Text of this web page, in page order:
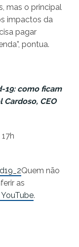
mas o principal
impactos da
pagar
pontua.
19: como ficam
CEO
Quem não
as
.